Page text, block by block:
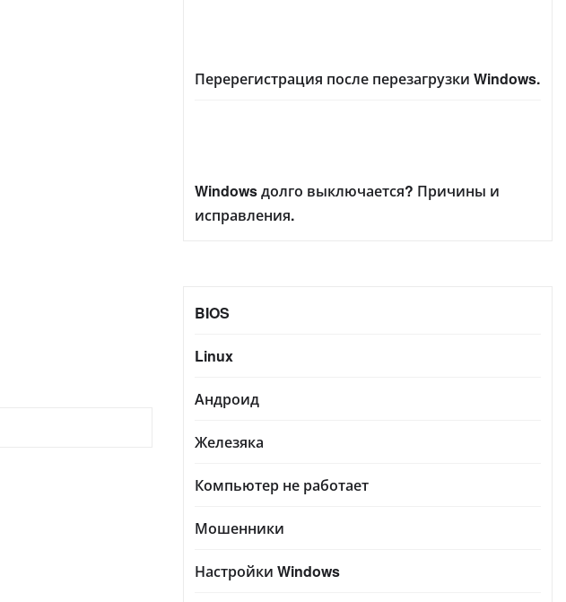
Перерегистрация после перезагрузки Windows.
Windows долго выключается? Причины и
исправления.
BIOS
Linux
Андроид
Железяка
Компьютер не работает
Мошенники
Настройки Windows